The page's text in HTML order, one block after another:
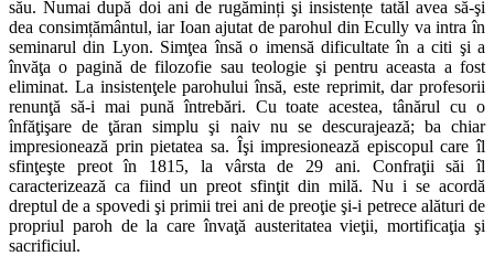
său. Numai după doi ani de rugăminți şi insistențe tatăl avea să-şi
dea consimțământul, iar Ioan ajutat de parohul din Ecully va intra în
seminarul din Lyon. Simţea însă o imensă dificultate în a citi şi a
învăţa o pagină de filozofie sau teologie şi pentru aceasta a fost
eliminat. La insistenţele parohului însă, este reprimit, dar profesorii
renunţă să-i mai pună întrebări. Cu toate acestea, tânărul cu o
înfăţişare de ţăran simplu şi naiv nu se descurajează; ba chiar
impresionează prin pietatea sa. Îşi impresionează episcopul care îl
sfinţeşte preot în 1815, la vârsta de 29 ani. Confraţii săi îl
caracterizează ca fiind un preot sfinţit din milă. Nu i se acordă
dreptul de a spovedi şi primii trei ani de preoţie şi-i petrece alături de
propriul paroh de la care învaţă austeritatea vieţii, mortificaţia şi
sacrificiul.